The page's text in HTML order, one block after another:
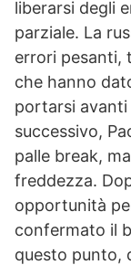
liberarsi degli
parziale. La
errori pesanti,
che hanno
portarsi avanti
successivo,
palle break,
freddezza.
opportunità
confermato il
questo punto,